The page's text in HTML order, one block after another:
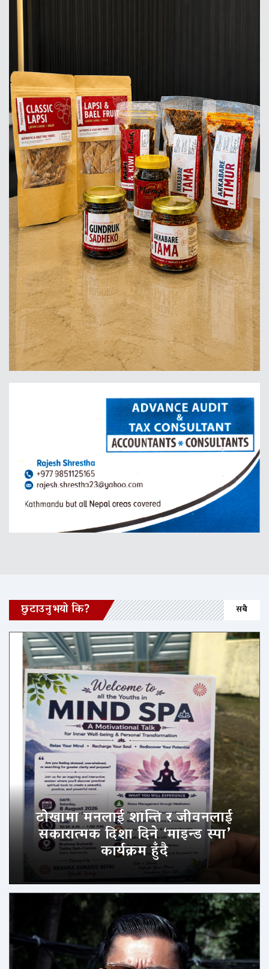
छुटाउनुभयो कि? सबै
टोखामा मनलाई शान्ति र जीवनलाई
सकारात्मक दिशा दिने ‘माइन्ड स्पा’
कार्यक्रम हुँदै